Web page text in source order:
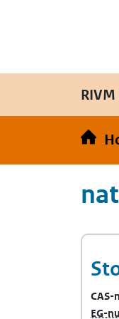
RIVM
CAS-
EG-